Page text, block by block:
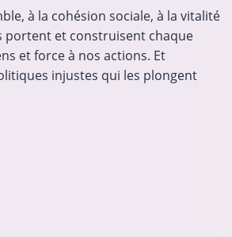
à la cohésion sociale, à la vitalité
portent et construisent chaque
et force à nos actions. Et
injustes qui les plongent
avril 2026, un nouvel accord a été
au sein du gouvernement
permettant de revoir à la baisse
mesures d’économie initialement